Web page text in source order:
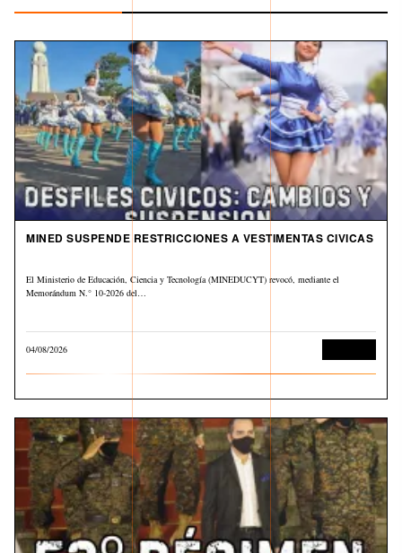
MINED SUSPENDE RESTRICCIONES A VESTIMENTAS CIVICAS
El Ministerio de Educación, Ciencia y Tecnología (MINEDUCYT) revocó, mediante el
Memorándum N.° 10-2026 del…
04/08/2026